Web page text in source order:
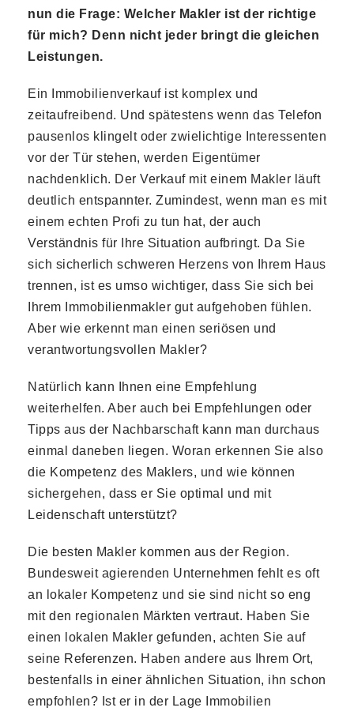
nun die Frage: Welcher Makler ist der richtige
für mich? Denn nicht jeder bringt die gleichen
Leistungen.
Ein Immobilienverkauf ist komplex und
zeitaufreibend. Und spätestens wenn das Telefon
pausenlos klingelt oder zwielichtige Interessenten
vor der Tür stehen, werden Eigentümer
nachdenklich. Der Verkauf mit einem Makler läuft
deutlich entspannter. Zumindest, wenn man es mit
einem echten Profi zu tun hat, der auch
Verständnis für Ihre Situation aufbringt. Da Sie
sich sicherlich schweren Herzens von Ihrem Haus
trennen, ist es umso wichtiger, dass Sie sich bei
Ihrem Immobilienmakler gut aufgehoben fühlen.
Aber wie erkennt man einen seriösen und
verantwortungsvollen Makler?
Natürlich kann Ihnen eine Empfehlung
weiterhelfen. Aber auch bei Empfehlungen oder
Tipps aus der Nachbarschaft kann man durchaus
einmal daneben liegen. Woran erkennen Sie also
die Kompetenz des Maklers, und wie können
sichergehen, dass er Sie optimal und mit
Leidenschaft unterstützt?
Die besten Makler kommen aus der Region.
Bundesweit agierenden Unternehmen fehlt es oft
an lokaler Kompetenz und sie sind nicht so eng
mit den regionalen Märkten vertraut. Haben Sie
einen lokalen Makler gefunden, achten Sie auf
seine Referenzen. Haben andere aus Ihrem Ort,
bestenfalls in einer ähnlichen Situation, ihn schon
empfohlen? Ist er in der Lage Immobilien